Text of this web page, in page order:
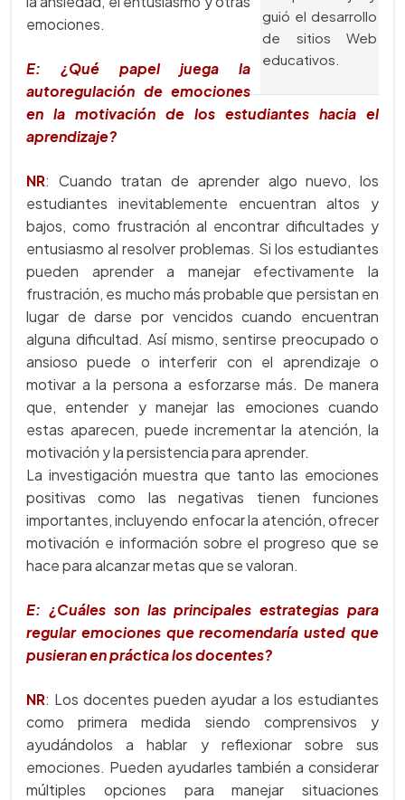
guió el desarrollo
de sitios Web
educativos.
emociones.
E: ¿Qué papel juega la
autoregulación de emociones
en la motivación de los estudiantes hacia el
aprendizaje?
NR: Cuando tratan de aprender algo nuevo, los
estudiantes inevitablemente encuentran altos y
bajos, como frustración al encontrar dificultades y
entusiasmo al resolver problemas. Si los estudiantes
pueden aprender a manejar efectivamente la
frustración, es mucho más probable que persistan en
lugar de darse por vencidos cuando encuentran
alguna dificultad. Así mismo, sentirse preocupado o
ansioso puede o interferir con el aprendizaje o
motivar a la persona a esforzarse más. De manera
que, entender y manejar las emociones cuando
estas aparecen, puede incrementar la atención, la
motivación y la persistencia para aprender.
La investigación muestra que tanto las emociones
positivas como las negativas tienen funciones
importantes, incluyendo enfocar la atención, ofrecer
motivación e información sobre el progreso que se
hace para alcanzar metas que se valoran.
E: ¿Cuáles son las principales estrategias para
regular emociones que recomendaría usted que
pusieran en práctica los docentes?
NR: Los docentes pueden ayudar a los estudiantes
como primera medida siendo comprensivos y
ayudándolos a hablar y reflexionar sobre sus
emociones. Pueden ayudarles también a considerar
múltiples opciones para manejar situaciones